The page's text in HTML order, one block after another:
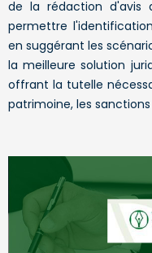
de la rédaction d'avis
permettre
en suggérant les
la meilleure solution
offrant la tutelle
patrimoine, les